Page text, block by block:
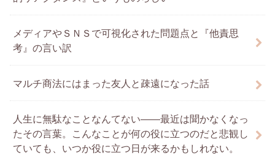
メディアやＳＮＳで可視化された問題点と『他責思
考』の言い訳
マルチ商法にはまった友人と疎遠になった話
人生に無駄なことなんてない――最近は聞かなくなっ
たその言葉。こんなことが何の役に立つのだと悲観し
ていても、いつか役に立つ日が来るかもしれない。